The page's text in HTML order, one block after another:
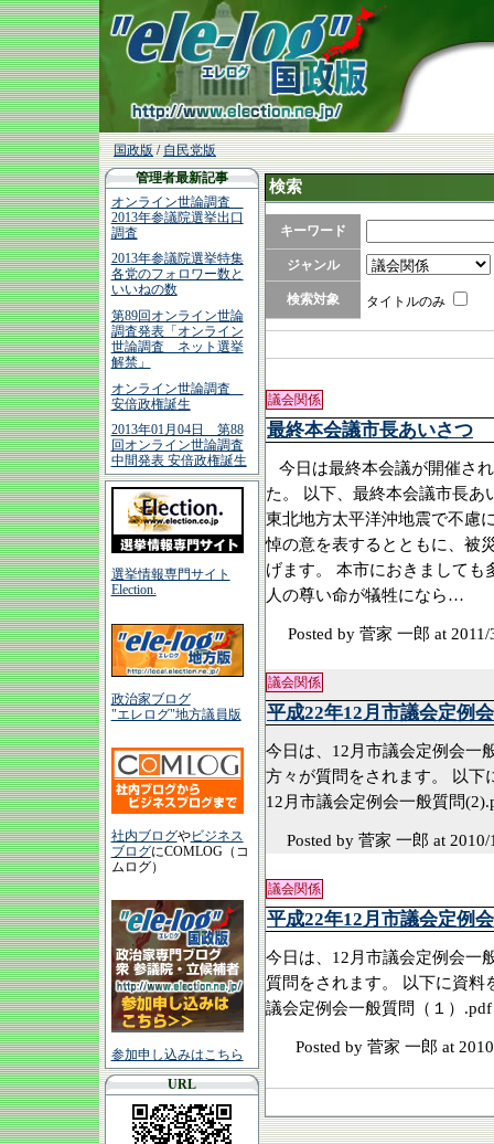
国政版/自民党版
管理者最新記事
オンライン世論調査
2013年参議院選挙出口
調査
2013年参議院選挙特集
各党のフォロワー数と
いいねの数
第89回オンライン世論
調査発表「オンライン
世論調査 ネット選挙
解禁」
オンライン世論調査
安倍政権誕生
2013年01月04日 第88
回オンライン世論調査
中間発表 安倍政権誕生
選挙情報専門サイト
Election.
政治家ブログ
"エレログ"地方議員版
社内ブログやビジネス
ブログにCOMLOG（コ
ムログ）
参加申し込みはこちら
URL
検索
キーワード
ジャンル
検索対象 タイトルのみ
議会関係
最終本会議市長あいさつ
今日は最終本会議が開催さ
た。 以下、最終本会議市長
東北地方太平洋沖地震で不慮
悼の意を表するとともに、被
げます。 本市におきましても
人の尊い命が犠牲になら…
Posted by 菅家 一郎 at
議会関係
平成22年12月市議会定例
今日は、12月市議会定例会一
方々が質問をされます。 以
12月市議会定例会一般質問
Posted by 菅家 一郎 at
議会関係
平成22年12月市議会定例
今日は、12月市議会定例会一
質問をされます。 以下に資
議会定例会一般質問（１）.pdf
Posted by 菅家 一郎 at